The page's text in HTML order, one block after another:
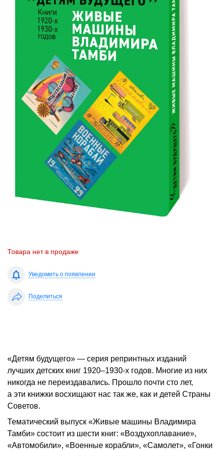
Товара нет в продаже
Уведомить о появлении
Поделиться
«Детям будущего» — серия репринтных изданий
лучших детских книг 1920–1930-х годов. Многие из них
никогда не переиздавались. Прошло почти сто лет,
а эти книжки восхищают нас так же, как и детей Страны
Советов.
Тематический выпуск «Живые машины Владимира
Тамби» состоит из шести книг: «Воздухоплавание»,
«Автомобили», «Военные корабли», «Самолет», «Гонки